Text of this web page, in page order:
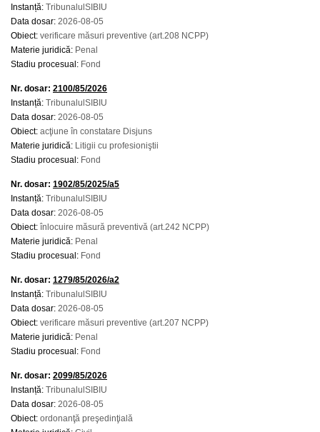
Instanță: TribunalulSIBIU
Data dosar: 2026-08-05
Obiect: verificare măsuri preventive (art.208 NCPP)
Materie juridică: Penal
Stadiu procesual: Fond
Nr. dosar: 2100/85/2026
Instanță: TribunalulSIBIU
Data dosar: 2026-08-05
Obiect: acţiune în constatare Disjuns
Materie juridică: Litigii cu profesioniştii
Stadiu procesual: Fond
Nr. dosar: 1902/85/2025/a5
Instanță: TribunalulSIBIU
Data dosar: 2026-08-05
Obiect: înlocuire măsură preventivă (art.242 NCPP)
Materie juridică: Penal
Stadiu procesual: Fond
Nr. dosar: 1279/85/2026/a2
Instanță: TribunalulSIBIU
Data dosar: 2026-08-05
Obiect: verificare măsuri preventive (art.207 NCPP)
Materie juridică: Penal
Stadiu procesual: Fond
Nr. dosar: 2099/85/2026
Instanță: TribunalulSIBIU
Data dosar: 2026-08-05
Obiect: ordonanţă preşedinţială